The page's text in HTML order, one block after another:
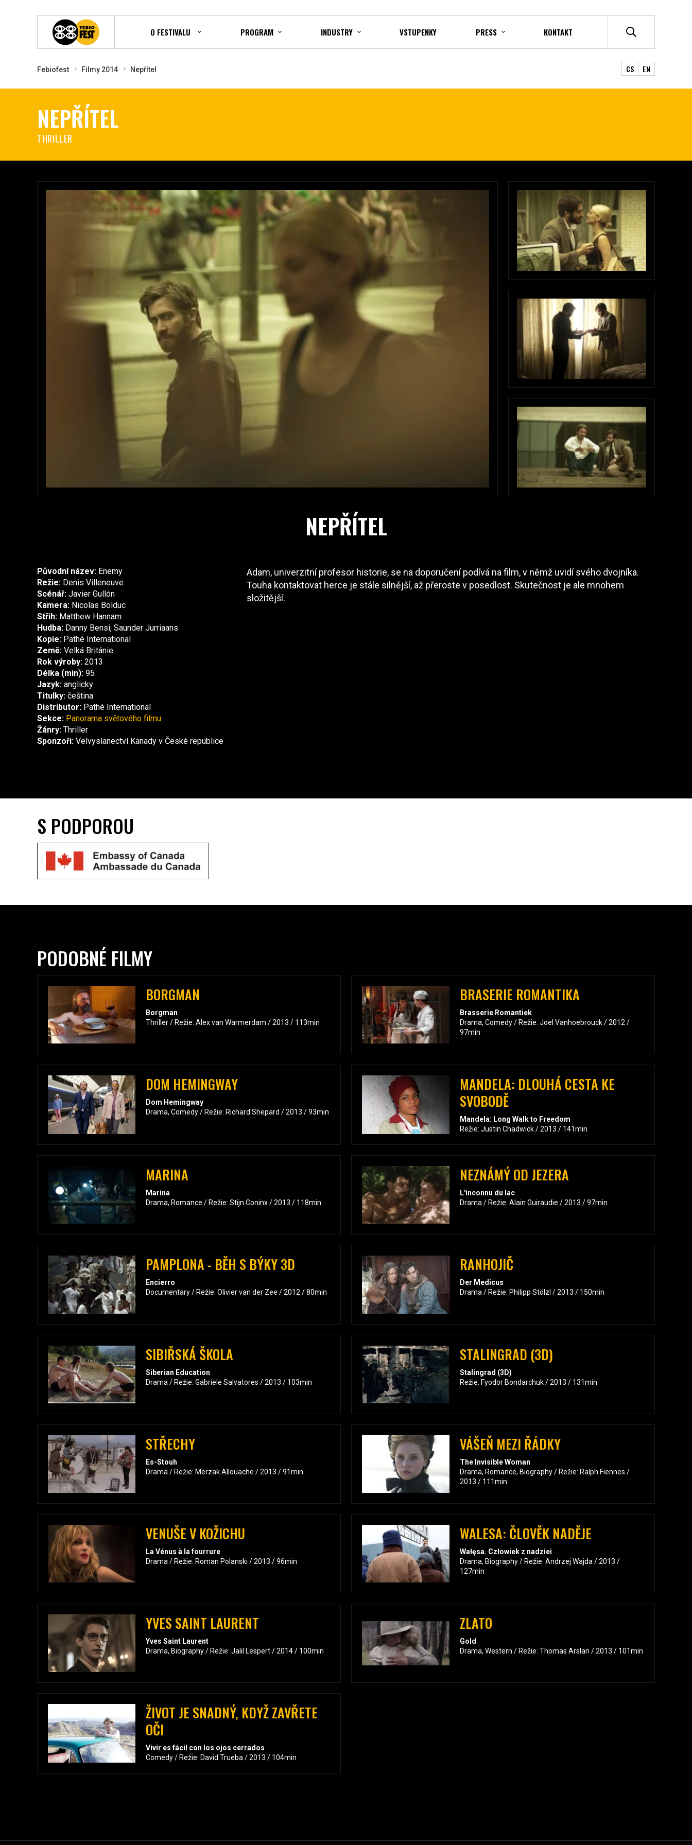
O FESTIVALU PROGRAM INDUSTRY VSTUPENKY PRESS KONTAKT
Febiofest Filmy 2014 Nepřítel CS EN
NEPŘÍTEL
THRILLER
NEPŘÍTEL
Původní název: Enemy
Režie: Denis Villeneuve
Scénář: Javier Gullón
Kamera: Nicolas Bolduc
Střih: Matthew Hannam
Hudba: Danny Bensi, Saunder Jurriaans
Kopie: Pathé International
Země: Velká Británie
Rok výroby: 2013
Délka (min): 95
Jazyk: anglicky
Titulky: čeština
Distributor: Pathé International
Sekce: Panorama světového filmu
Žánry: Thriller
Sponzoři: Velvyslanectví Kanady v České republice
Adam, univerzitní profesor historie, se na doporučení podívá na film, v němž uvidí svého dvojníka.
Touha kontaktovat herce je stále silnější, až přeroste v posedlost. Skutečnost je ale mnohem
složitější.
S PODPOROU
PODOBNÉ FILMY
BORGMAN
Borgman
Thriller / Režie: Alex van Warmerdam / 2013 / 113min
BRASERIE ROMANTIKA
Brasserie Romantiek
Drama, Comedy / Režie: Joel Vanhoebrouck / 2012 /
97min
DOM HEMINGWAY
Dom Hemingway
Drama, Comedy / Režie: Richard Shepard / 2013 / 93min
MANDELA: DLOUHÁ CESTA KE
SVOBODĚ
Mandela: Long Walk to Freedom
Režie: Justin Chadwick / 2013 / 141min
MARINA
Marina
Drama, Romance / Režie: Stijn Coninx / 2013 / 118min
NEZNÁMÝ OD JEZERA
L'inconnu du lac
Drama / Režie: Alain Guiraudie / 2013 / 97min
PAMPLONA - BĚH S BÝKY 3D
Encierro
Documentary / Režie: Olivier van der Zee / 2012 / 80min
RANHOJIČ
Der Medicus
Drama / Režie: Philipp Stölzl / 2013 / 150min
SIBIŘSKÁ ŠKOLA
Siberian Education
Drama / Režie: Gabriele Salvatores / 2013 / 103min
STALINGRAD (3D)
Stalingrad (3D)
Režie: Fyodor Bondarchuk / 2013 / 131min
STŘECHY
Es-Stouh
Drama / Režie: Merzak Allouache / 2013 / 91min
VÁŠEŇ MEZI ŘÁDKY
The Invisible Woman
Drama, Romance, Biography / Režie: Ralph Fiennes /
2013 / 111min
VENUŠE V KOŽICHU
La Vénus à la fourrure
Drama / Režie: Roman Polanski / 2013 / 96min
WALESA: ČLOVĚK NADĚJE
Wałęsa. Człowiek z nadziei
Drama, Biography / Režie: Andrzej Wajda / 2013 /
127min
YVES SAINT LAURENT
Yves Saint Laurent
Drama, Biography / Režie: Jalil Lespert / 2014 / 100min
ZLATO
Gold
Drama, Western / Režie: Thomas Arslan / 2013 / 101min
ŽIVOT JE SNADNÝ, KDYŽ ZAVŘETE
OČI
Vivir es fácil con los ojos cerrados
Comedy / Režie: David Trueba / 2013 / 104min